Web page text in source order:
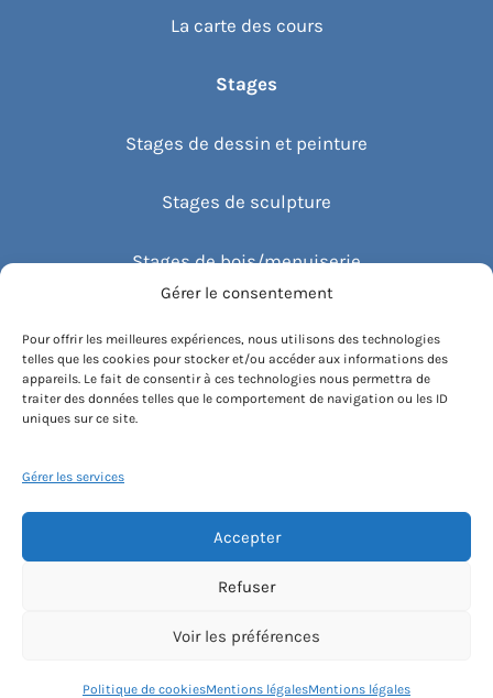
Gérer le consentement
Pour offrir les meilleures expériences, nous utilisons des technologies
telles que les cookies pour stocker et/ou accéder aux informations des
appareils. Le fait de consentir à ces technologies nous permettra de
traiter des données telles que le comportement de navigation ou les ID
uniques sur ce site.
Gérer les services
Accepter
Refuser
Voir les préférences
Politique de cookiesMentions légalesMentions légales
La carte des cours
Stages
Stages de dessin et peinture
Stages de sculpture
Stages de bois/menuiserie
Stages de théâtre & impro